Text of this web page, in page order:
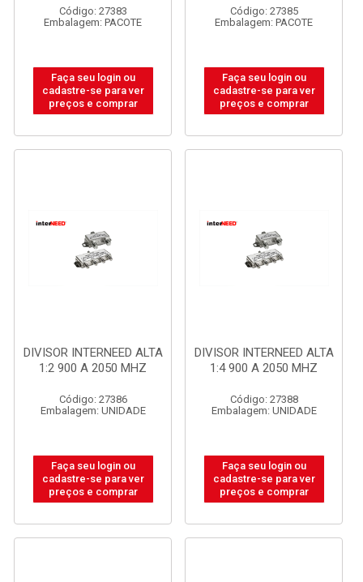
Código: 27383
Embalagem: PACOTE
Faça seu login ou
cadastre-se para ver
preços e comprar
Código: 27385
Embalagem: PACOTE
Faça seu login ou
cadastre-se para ver
preços e comprar
DIVISOR INTERNEED ALTA
1:2 900 A 2050 MHZ
Código: 27386
Embalagem: UNIDADE
Faça seu login ou
cadastre-se para ver
preços e comprar
DIVISOR INTERNEED ALTA
1:4 900 A 2050 MHZ
Código: 27388
Embalagem: UNIDADE
Faça seu login ou
cadastre-se para ver
preços e comprar